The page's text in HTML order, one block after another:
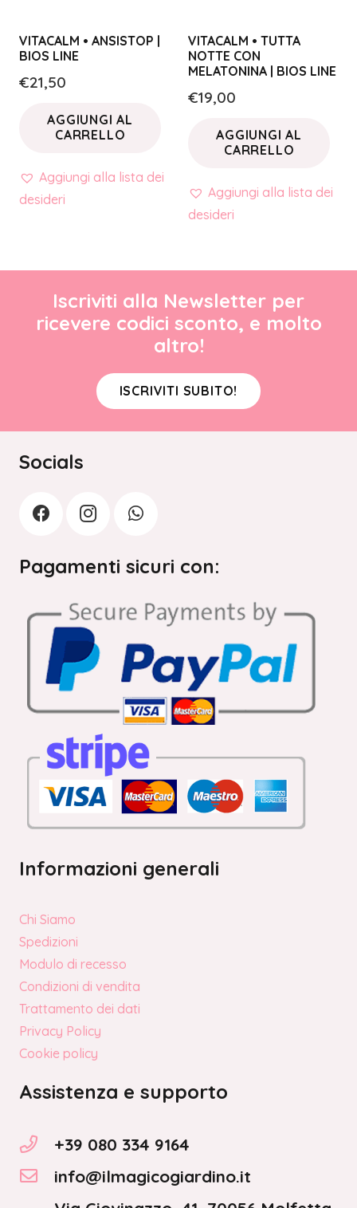
VITACALM • ANSISTOP |
BIOS LINE
€21,50
AGGIUNGI AL
CARRELLO
Aggiungi alla lista dei
desideri
VITACALM • TUTTA
NOTTE CON
MELATONINA | BIOS LINE
€19,00
AGGIUNGI AL
CARRELLO
Aggiungi alla lista dei
desideri
Iscriviti alla Newsletter per
ricevere codici sconto, e molto
altro!
ISCRIVITI SUBITO!
Socials
Pagamenti sicuri con:
Informazioni generali
Chi Siamo
Spedizioni
Modulo di recesso
Condizioni di vendita
Trattamento dei dati
Privacy Policy
Cookie policy
Assistenza e supporto
+39 080 334 9164
info@ilmagicogiardino.it